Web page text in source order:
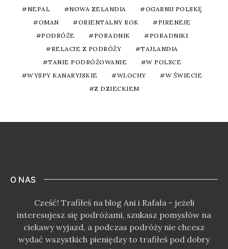
NEPAL
NOWA ZELANDIA
OGARNIJ POLSKĘ
OMAN
ORIENTALNY ROK
PIRENEJE
PODRÓŻE
PORADNIK
PORADNIKI
RELACJE Z PODRÓŻY
TAJLANDIA
TANIE PODRÓŻOWANIE
W POLSCE
WYSPY KANARYJSKIE
WŁOCHY
W ŚWIECIE
Z DZIECKIEM
O NAS
Cześć! Trafiłeś na blog Ani i Rafała - jeżeli
interesujesz się podróżami, szukasz pomysłów na
ciekawy wyjazd, a podczas podróży nie chcesz
wydać wszystkich pieniędzy to trafiłeś pod dobry